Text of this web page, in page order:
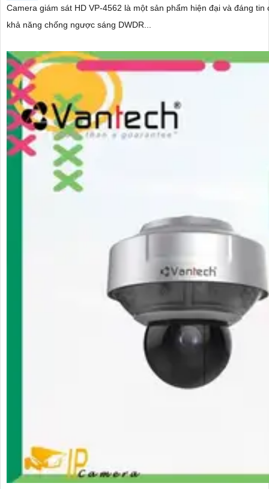
Camera giám sát HD VP-4562 là một sản phẩm hiện đại và đáng tin
khả năng chống ngược sáng DWDR...